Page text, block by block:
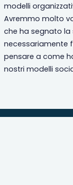
modelli
Avremmo molto
che ha segnato la
necessariamente
pensare a come
nostri modelli